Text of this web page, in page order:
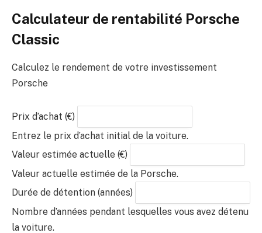
Calculateur de rentabilité Porsche
Classic
Calculez le rendement de votre investissement
Porsche
Prix d’achat (€)
Entrez le prix d’achat initial de la voiture.
Valeur estimée actuelle (€)
Valeur actuelle estimée de la Porsche.
Durée de détention (années)
Nombre d’années pendant lesquelles vous avez détenu
la voiture.